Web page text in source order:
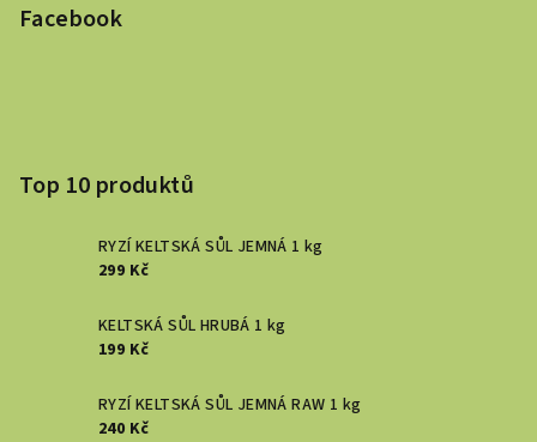
Facebook
Top 10 produktů
RYZÍ KELTSKÁ SŮL JEMNÁ 1 kg
299 Kč
KELTSKÁ SŮL HRUBÁ 1 kg
199 Kč
RYZÍ KELTSKÁ SŮL JEMNÁ RAW 1 kg
240 Kč